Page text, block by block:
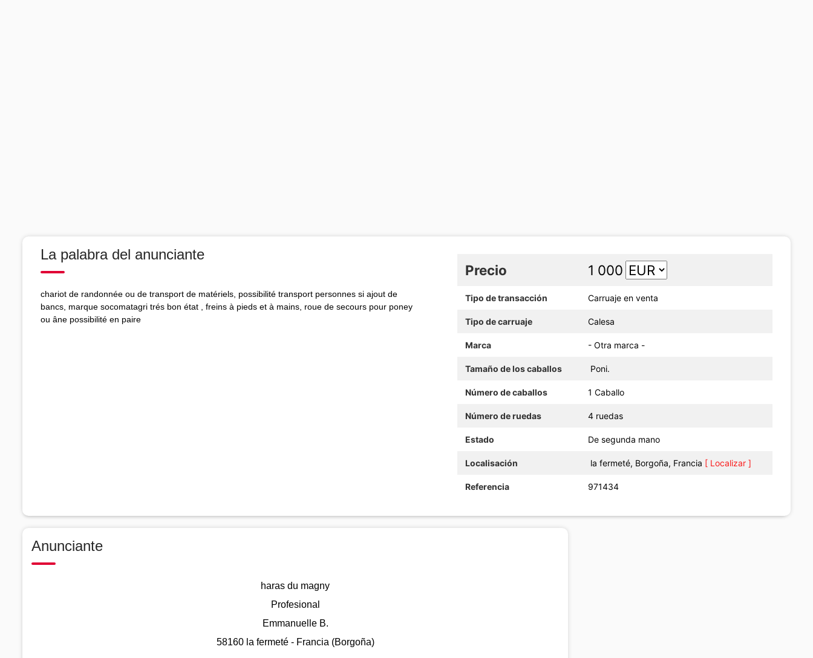
La palabra del anunciante
chariot de randonnée ou de transport de matériels, possibilité transport personnes si ajout de
bancs, marque socomatagri trés bon état , freins à pieds et à mains, roue de secours pour poney
ou âne possibilité en paire
Precio 1 000
Tipo de transacción Carruaje en venta
Tipo de carruaje Calesa
Marca - Otra marca -
Tamaño de los caballos Poni.
Número de caballos 1 Caballo
Número de ruedas 4 ruedas
Estado De segunda mano
Localisación la fermeté, Borgoña, Francia [ Localizar ]
Referencia 971434
Anunciante
haras du magny
Profesional
Emmanuelle B.
58160 la fermeté - Francia (Borgoña)